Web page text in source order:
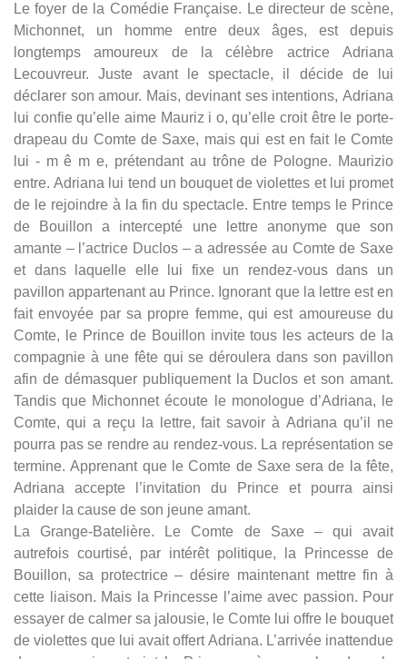
Le foyer de la Comédie Française. Le directeur de scène,
Michonnet, un homme entre deux âges, est depuis
longtemps amoureux de la célèbre actrice Adriana
Lecouvreur. Juste avant le spectacle, il décide de lui
déclarer son amour. Mais, devinant ses intentions, Adriana
lui confie qu’elle aime Mauriz i o, qu’elle croit être le porte-
drapeau du Comte de Saxe, mais qui est en fait le Comte
lui - m ê m e, prétendant au trône de Pologne. Maurizio
entre. Adriana lui tend un bouquet de violettes et lui promet
de le rejoindre à la fin du spectacle. Entre temps le Prince
de Bouillon a intercepté une lettre anonyme que son
amante – l’actrice Duclos – a adressée au Comte de Saxe
et dans laquelle elle lui fixe un rendez-vous dans un
pavillon appartenant au Prince. Ignorant que la lettre est en
fait envoyée par sa propre femme, qui est amoureuse du
Comte, le Prince de Bouillon invite tous les acteurs de la
compagnie à une fête qui se déroulera dans son pavillon
afin de démasquer publiquement la Duclos et son amant.
Tandis que Michonnet écoute le monologue d’Adriana, le
Comte, qui a reçu la lettre, fait savoir à Adriana qu’il ne
pourra pas se rendre au rendez-vous. La représentation se
termine. Apprenant que le Comte de Saxe sera de la fête,
Adriana accepte l’invitation du Prince et pourra ainsi
plaider la cause de son jeune amant.
La Grange-Batelière. Le Comte de Saxe – qui avait
autrefois courtisé, par intérêt politique, la Princesse de
Bouillon, sa protectrice – désire maintenant mettre fin à
cette liaison. Mais la Princesse l’aime avec passion. Pour
essayer de calmer sa jalousie, le Comte lui offre le bouquet
de violettes que lui avait offert Adriana. L’arrivée inattendue